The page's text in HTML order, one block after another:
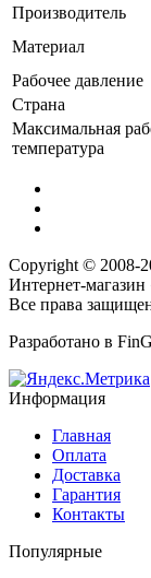
Производитель
Материал
Рабочее давление
Страна
Максимальная
температура
Copyright © 2008-
Интернет-магазин
Все права
Разработано в
Информация
Главная
Оплата
Доставка
Гарантия
Контакты
Популярные